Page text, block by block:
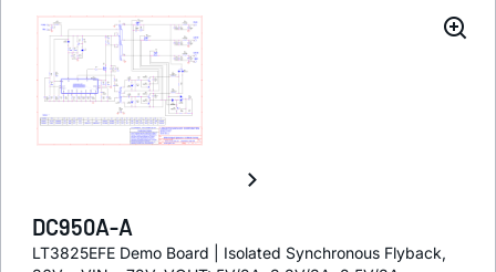
DC950A-A
LT3825EFE Demo Board | Isolated Synchronous Flyback,